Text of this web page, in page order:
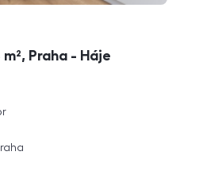
Praha - Háje